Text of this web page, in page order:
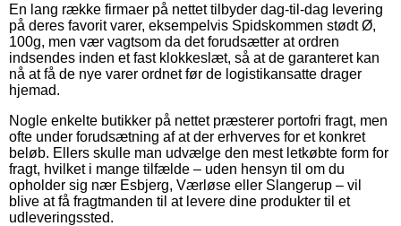
En lang række firmaer på nettet tilbyder dag-til-dag levering
på deres favorit varer, eksempelvis Spidskommen stødt Ø,
100g, men vær vagtsom da det forudsætter at ordren
indsendes inden et fast klokkeslæt, så at de garanteret kan
nå at få de nye varer ordnet før de logistikansatte drager
hjemad.
Nogle enkelte butikker på nettet præsterer portofri fragt, men
ofte under forudsætning af at der erhverves for et konkret
beløb. Ellers skulle man udvælge den mest letkøbte form for
fragt, hvilket i mange tilfælde – uden hensyn til om du
opholder sig nær Esbjerg, Værløse eller Slangerup – vil
blive at få fragtmanden til at levere dine produkter til et
udleveringssted.